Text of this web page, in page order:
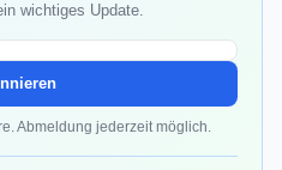
wichtiges Update.
Abmeldung jederzeit möglich.